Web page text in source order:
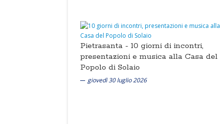
Pietrasanta - 10 giorni di incontri,
presentazioni e musica alla Casa del
Popolo di Solaio
giovedì 30 luglio 2026